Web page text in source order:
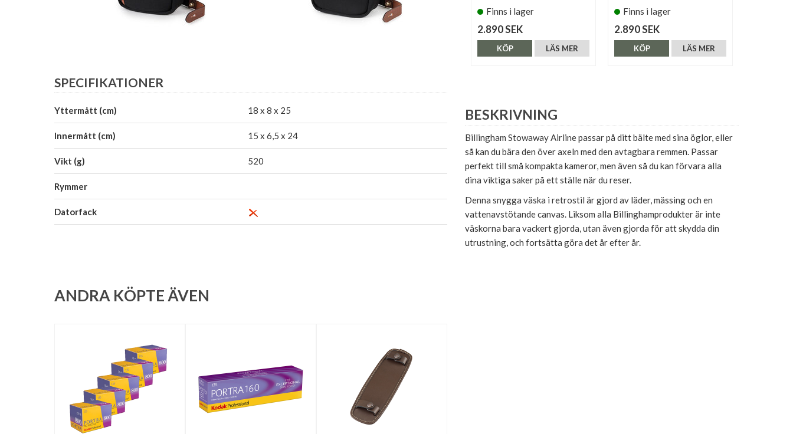
Finns i lager
2.890 SEK
LÄS MER
KÖP
Finns i lager
2.890 SEK
LÄS MER
KÖP
BESKRIVNING
Billingham Stowaway Airline passar på ditt bälte med sina öglor, eller
så kan du bära den över axeln med den avtagbara remmen. Passar
perfekt till små kompakta kameror, men även så du kan förvara alla
dina viktiga saker på ett ställe när du reser.
Denna snygga väska i retrostil är gjord av läder, mässing och en
vattenavstötande canvas. Liksom alla Billinghamprodukter är inte
väskorna bara vackert gjorda, utan även gjorda för att skydda din
utrustning, och fortsätta göra det år efter år.
SPECIFIKATIONER
Yttermått (cm) 18 x 8 x 25
Innermått (cm) 15 x 6,5 x 24
Vikt (g) 520
Rymmer
Datorfack
ANDRA KÖPTE ÄVEN